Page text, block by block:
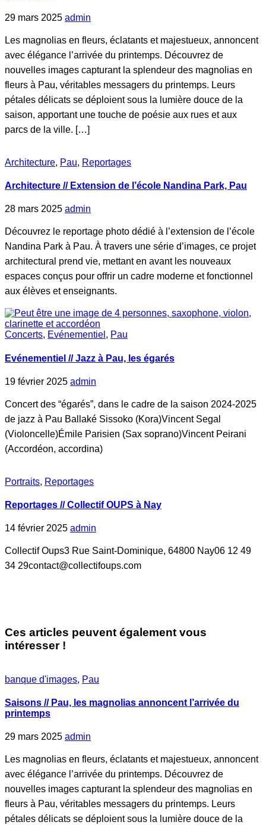
29 mars 2025 admin
Les magnolias en fleurs, éclatants et majestueux, annoncent
avec élégance l’arrivée du printemps. Découvrez de
nouvelles images capturant la splendeur des magnolias en
fleurs à Pau, véritables messagers du printemps. Leurs
pétales délicats se déploient sous la lumière douce de la
saison, apportant une touche de poésie aux rues et aux
parcs de la ville. […]
Architecture, Pau, Reportages
Architecture // Extension de l’école Nandina Park, Pau
28 mars 2025 admin
Découvrez le reportage photo dédié à l’extension de l’école
Nandina Park à Pau. À travers une série d’images, ce projet
architectural prend vie, mettant en avant les nouveaux
espaces conçus pour offrir un cadre moderne et fonctionnel
aux élèves et enseignants.
Concerts, Evénementiel , Pau
Evénementiel // Jazz à Pau, les égarés
19 février 2025 admin
Concert des “égarés”, dans le cadre de la saison 2024-2025
de jazz à Pau Ballaké Sissoko (Kora)Vincent Segal
(Violoncelle)Émile Parisien (Sax soprano)Vincent Peirani
(Accordéon, accordina)
Portraits, Reportages
Reportages // Collectif OUPS à Nay
14 février 2025 admin
Collectif Oups3 Rue Saint-Dominique, 64800 Nay06 12 49
34 29contact@collectifoups.com
Ces articles peuvent également vous
intéresser !
banque d'images, Pau
Saisons // Pau, les magnolias annoncent l’arrivée du
printemps
29 mars 2025 admin
Les magnolias en fleurs, éclatants et majestueux, annoncent
avec élégance l’arrivée du printemps. Découvrez de
nouvelles images capturant la splendeur des magnolias en
fleurs à Pau, véritables messagers du printemps. Leurs
pétales délicats se déploient sous la lumière douce de la